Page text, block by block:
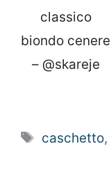
classico
biondo cenere
– @skareje
Tag
caschetto,